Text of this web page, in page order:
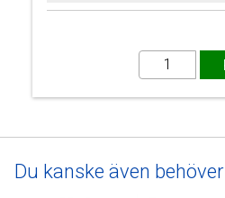
Du kanske även behöver